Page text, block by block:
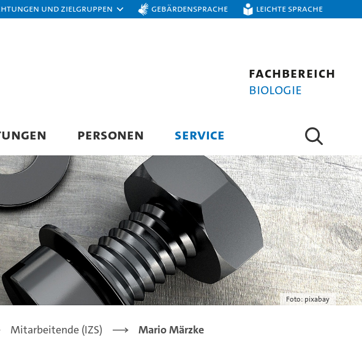
und Zielgruppen Gebärdensprache Leichte Sprache
Fachbereich
Biologie
PERSONEN SERVICE
Foto: pixabay
Mitarbeitende (IZS) Mario Märzke